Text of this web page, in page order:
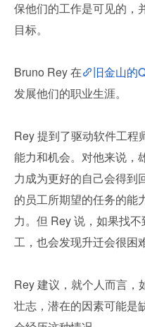
保他们的工作是可见的，
目标。
Bruno Rey 在 旧金山的
发展他们的职业生涯。
Rey 提到了驱动软件工程
能力和机会。对他来说，
力成为更好的自己会得到
的员工所期望的任务的能
力。但 Rey 说，如果找
工，也会发现升迁会很困难
Rey 建议，就个人而言，
壮志，潜在的因素可能是